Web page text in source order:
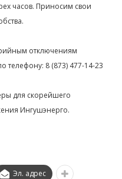
часов. Приносим свои
отключениям
телефону: 8 (873) 477-14-23
для скорейшего
Ингушэнерго.
Эл. адрес